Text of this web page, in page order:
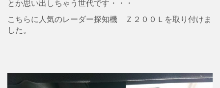
とか思い出しちゃう世代です・・・
こちらに人気のレーダー探知機 Ｚ２００Ｌを取り付けま
した。